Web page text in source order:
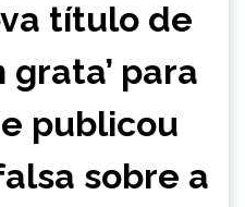
título de
grata’ para
publicou
sobre a